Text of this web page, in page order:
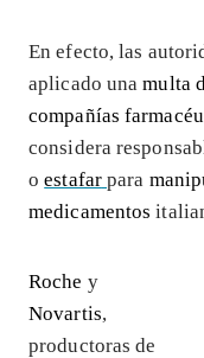
En efecto, las
aplicado unamulta
compañías
considera
oestafar para
medicamentos
Roche y
Novartis,
productoras de